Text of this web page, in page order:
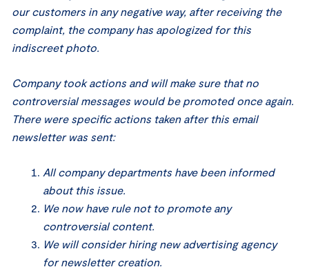
our customers in any negative way, after receiving the
complaint, the company has apologized for this
indiscreet photo.
Company took actions and will make sure that no
controversial messages would be promoted once again.
There were specific actions taken after this email
newsletter was sent:
All company departments have been informed
about this issue.
We now have rule not to promote any
controversial content.
We will consider hiring new advertising agency
for newsletter creation.